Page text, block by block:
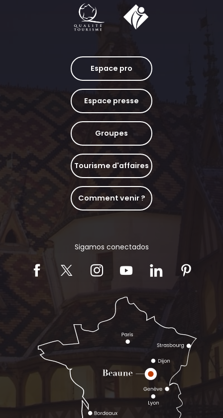
Espace pro
Espace presse
Groupes
Tourisme d'affaires
Comment venir ?
Sigamos conectados